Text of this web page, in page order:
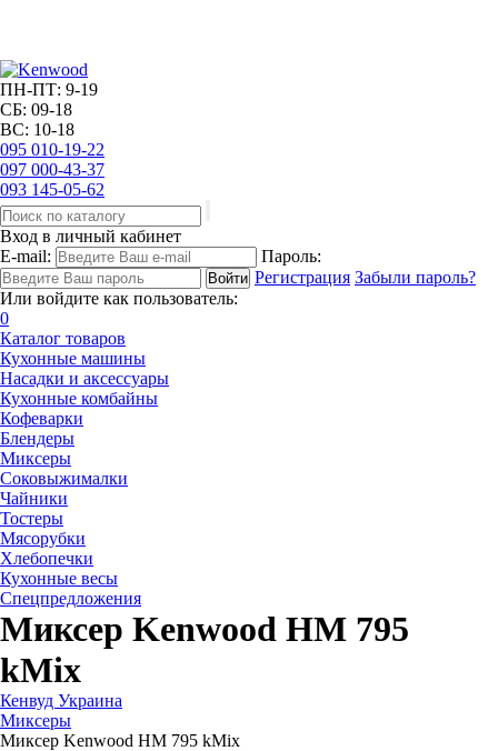
ПН-ПТ: 9-19
СБ: 09-18
ВС: 10-18
095 010-19-22
097 000-43-37
093 145-05-62
Вход в личный кабинет
E-mail:
Пароль:
Регистрация Забыли пароль?
Или войдите как пользователь:
0
Каталог товаров
Кухонные машины
Насадки и аксессуары
Кухонные комбайны
Кофеварки
Блендеры
Миксеры
Соковыжималки
Чайники
Тостеры
Мясорубки
Хлебопечки
Кухонные весы
Спецпредложения
Миксер Kenwood HM 795
kMix
Кенвуд Украина
Миксеры
Миксер Kenwood HM 795 kMix